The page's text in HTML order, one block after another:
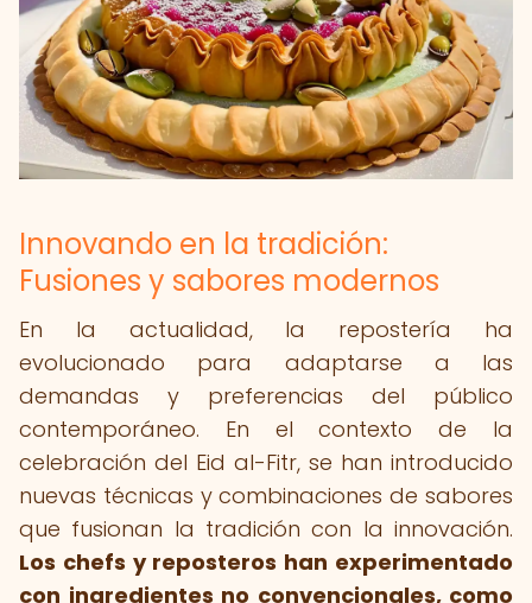
Innovando en la tradición:
Fusiones y sabores modernos
En la actualidad, la repostería ha
evolucionado para adaptarse a las
demandas y preferencias del público
contemporáneo. En el contexto de la
celebración del Eid al-Fitr, se han introducido
nuevas técnicas y combinaciones de sabores
que fusionan la tradición con la innovación.
Los chefs y reposteros han experimentado
con ingredientes no convencionales, como